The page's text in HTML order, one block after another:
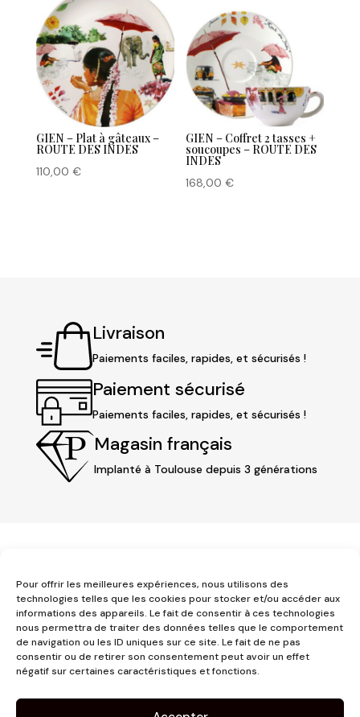
Pour offrir les meilleures expériences, nous utilisons des
technologies telles que les cookies pour stocker et/ou accéder aux
informations des appareils. Le fait de consentir à ces technologies
nous permettra de traiter des données telles que le comportement
de navigation ou les ID uniques sur ce site. Le fait de ne pas
consentir ou de retirer son consentement peut avoir un effet
négatif sur certaines caractéristiques et fonctions.
GIEN – Plat à gâteaux –
ROUTE DES INDES
110,00 €
GIEN – Coffret 2 tasses +
soucoupes – ROUTE DES
INDES
168,00€
Livraison
Paiements faciles, rapides, et sécurisés !
Paiement sécurisé
Paiements faciles, rapides, et sécurisés !
Magasin français
Implanté à Toulouse depuis 3 générations
3 place Jeanne d'Arc
1er étage
31000 Toulouse
05 62 73 70 73